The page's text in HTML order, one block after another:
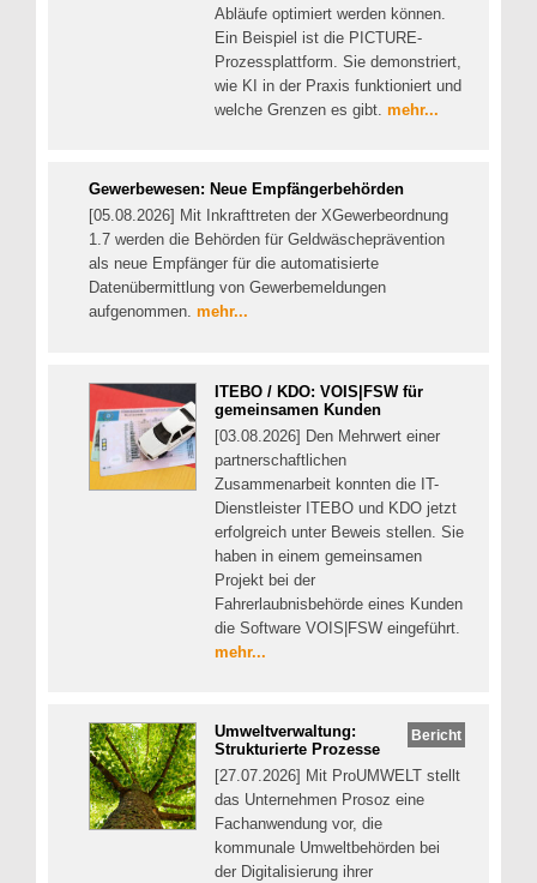
Abläufe optimiert werden können.
Ein Beispiel ist die PICTURE-
Prozessplattform. Sie demonstriert,
wie KI in der Praxis funktioniert und
welche Grenzen es gibt. mehr...
Gewerbewesen: Neue Empfängerbehörden
[05.08.2026] Mit Inkrafttreten der XGewerbeordnung
1.7 werden die Behörden für Geldwäscheprävention
als neue Empfänger für die automatisierte
Datenübermittlung von Gewerbemeldungen
aufgenommen. mehr...
ITEBO / KDO: VOIS|FSW für
gemeinsamen Kunden
[03.08.2026] Den Mehrwert einer
partnerschaftlichen
Zusammenarbeit konnten die IT-
Dienstleister ITEBO und KDO jetzt
erfolgreich unter Beweis stellen. Sie
haben in einem gemeinsamen
Projekt bei der
Fahrerlaubnisbehörde eines Kunden
die Software VOIS|FSW eingeführt.
mehr...
Bericht
Umweltverwaltung:
Strukturierte Prozesse
[27.07.2026] Mit ProUMWELT stellt
das Unternehmen Prosoz eine
Fachanwendung vor, die
kommunale Umweltbehörden bei
der Digitalisierung ihrer